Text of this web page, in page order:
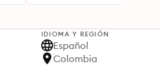
IDIOMA Y REGIÓN
Español
Colombia